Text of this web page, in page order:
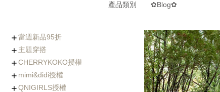
產品類別 ✿Blog✿
當週新品95折
0806-0812新品
(8/5~8/12優惠95折)
0730-0805新品
0723-0729新品
0716-0722新品
0702-0708新品
主題穿搭
Chic x Slim｜逆天長腿
西裝褲特蒐
化身金秘書｜OL上衣穿
搭特輯
婚禮不失禮｜穿出好人
緣的優雅穿搭
小隻女專屬長褲｜再也
不用改褲長了！
徹底擊中他的心｜約會
穿搭必勝術
穿出時髦與優雅｜時尚
風衣特輯
寒流我不怕｜時髦保暖
外套特蒐
羊毛大衣
手工羊毛大衣
羽絨外套/鋪棉外套
毛衣外套
其它款式外套
海島假期必備｜渡假風
單品一次打包
棉花糖女孩の顯瘦絕招
Basic Wear｜365天天
都好搭！
穿過回不去的褲子
社團人氣款
Rachel's World直播間
名人推薦
人氣部落客Chiao推薦
年代新聞主播著用款
CHERRYKOKO授權
+ Made koko
+ Basic基礎內搭
+ Top上衣類
+ Outer外套類
+ Onepeice洋裝類
+ Skirt裙子類
+ Pants褲子類
+ Jeans單寧類
+ Acc配件類
+ Bag&Shoes包款&鞋
類
+ Summer Look
mimi&didi授權
+ Basic基礎內搭
+ Top上衣類
+ Outer外套類
+ Onepiece洋裝類
+ Skirt裙子類
+ Pants褲子類
+ Jeans單寧類
+ Acc配件類
+ Bag&Shoes包款&鞋
+ Homewear家居服飾
+ Summer Look
QNIGIRLS授權